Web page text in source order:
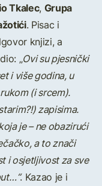
Tkalec, Grupa
. Pisac i
knjizi, a
„Ovi su pjesnički
i više godina, u
(i srcem).
zapisima.
je – ne obazirući
a to znači
i osjetljivost za sve
. Kazao je i